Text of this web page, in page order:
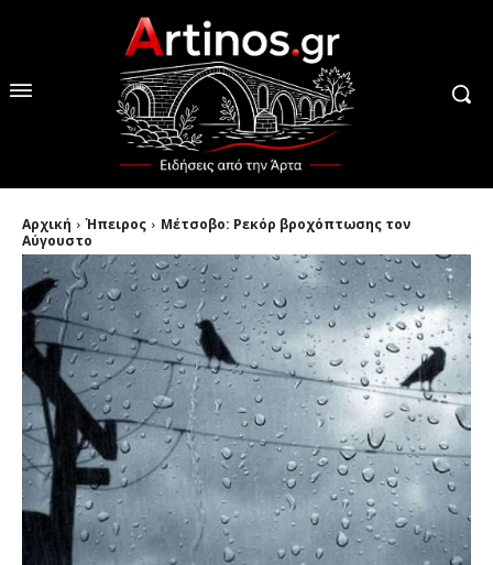
Αρχική Ήπειρος
Μέτσοβο: Ρεκόρ βροχόπτωσης τον
Αύγουστο